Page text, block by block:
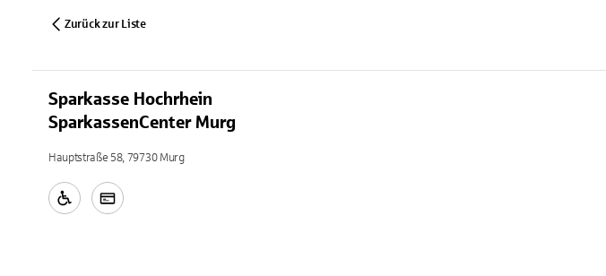
Zurück zur Liste
Sparkasse Hochrhein
SparkassenCenter Murg
Hauptstraße 58, 79730 Murg